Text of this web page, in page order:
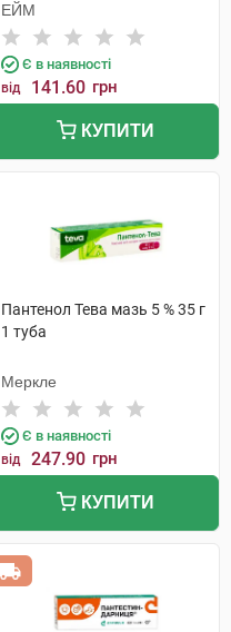
ЕЙМ
Є в наявності
від 141.60 грн
КУПИТИ
Пантенол Тева мазь 5 % 35 г
1 туба
Меркле
Є в наявності
від 247.90 грн
КУПИТИ